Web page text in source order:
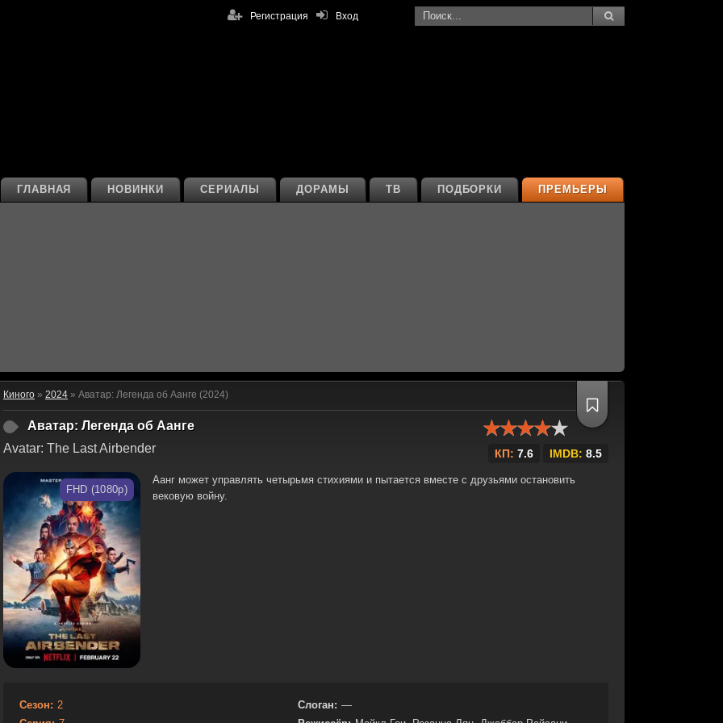
Вход
Регистрация
ПРЕМЬЕРЫ
ПОДБОРКИ
ТВ
ДОРАМЫ
СЕРИАЛЫ
НОВИНКИ
ГЛАВНАЯ
Киного » 2024 » Аватар: Легенда об Аанге (2024)
Аватар: Легенда об Аанге
Avatar: The Last Airbender
КП: 7.6 IMDB: 8.5
FHD (1080p)
Аанг может управлять четырьмя стихиями и пытается вместе с друзьями остановить
вековую войну.
Сезон: 2
Слоган: —